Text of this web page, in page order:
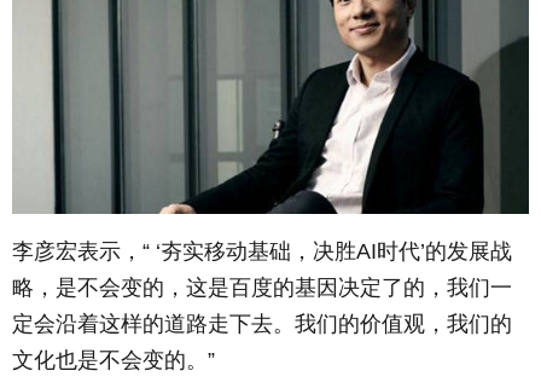
李彦宏表示，“ ‘夯实移动基础，决胜AI时代’的发展战
略，是不会变的，这是百度的基因决定了的，我们一
定会沿着这样的道路走下去。我们的价值观，我们的
文化也是不会变的。”